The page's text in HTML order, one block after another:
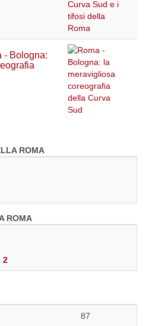
- Bologna:
ROMA
ROMA
2
87